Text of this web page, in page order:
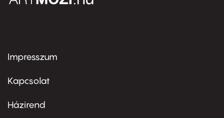
Footer
first
Impresszum
Kapcsolat
Footer
Házirend